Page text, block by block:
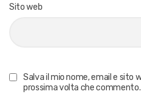
Sito web
Salva il mio nome, email e sito
prossima volta che commento.